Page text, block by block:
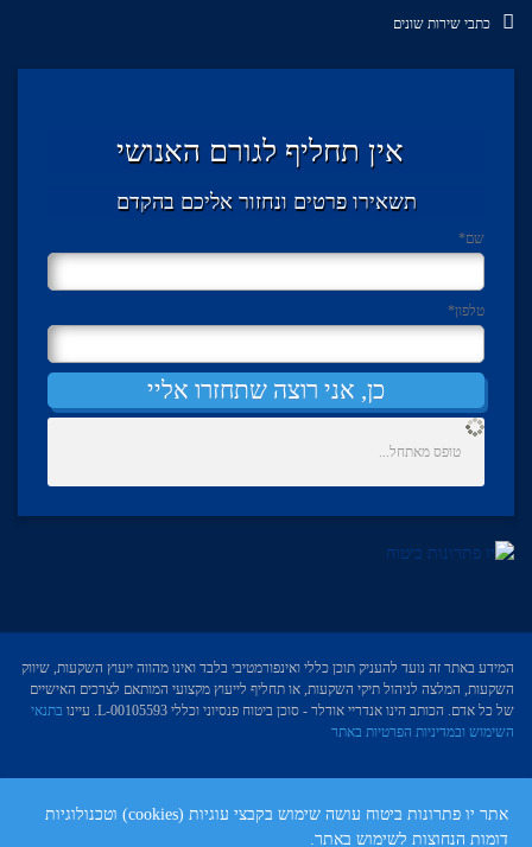
כתבי שירות שונים
אין תחליף לגורם האנושי
תשאירו פרטים ונחזור אליכם בהקדם
שם*
טלפון*
כן, אני רוצה שתחזרו אליי
טופס מאתחל...
המידע באתר זה נועד להעניק תוכן כללי ואינפורמטיבי בלבד ואינו מהווה ייעוץ השקעות, שיווק
השקעות, המלצה לניהול תיקי השקעות, או תחליף לייעוץ מקצועי המותאם לצרכים האישיים
של כל אדם. הכותב הינו אנדריי אודלר - סוכן ביטוח פנסיוני וכללי L-00105593. עיינו
בתנאי
השימוש ובמדיניות הפרטיות באתר
אתר יו פתרונות ביטוח עושה שימוש בקבצי עוגיות (cookies) וטכנולוגיות
דומות הנחוצות לשימוש באתר.